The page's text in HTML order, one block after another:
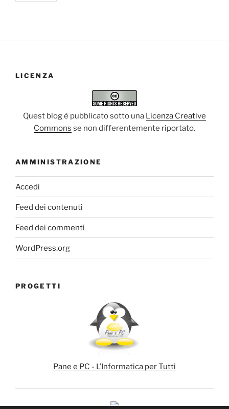
LICENZA
Quest blog è pubblicato sotto una Licenza Creative
Commons se non differentemente riportato.
AMMINISTRAZIONE
Accedi
Feed dei contenuti
Feed dei commenti
WordPress.org
PROGETTI
Pane e PC - L’Informatica per Tutti